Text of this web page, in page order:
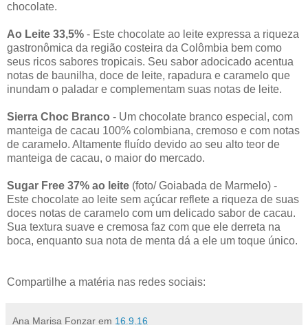
chocolate.
Ao Leite 33,5% - Este chocolate ao leite expressa a riqueza
gastronômica da região costeira da Colômbia bem como
seus ricos sabores tropicais. Seu sabor adocicado acentua
notas de baunilha, doce de leite, rapadura e caramelo que
inundam o paladar e complementam suas notas de leite.
Sierra Choc Branco - Um chocolate branco especial, com
manteiga de cacau 100% colombiana, cremoso e com notas
de caramelo. Altamente fluído devido ao seu alto teor de
manteiga de cacau, o maior do mercado.
Sugar Free 37% ao leite (foto/ Goiabada de Marmelo) -
Este chocolate ao leite sem açúcar reflete a riqueza de suas
doces notas de caramelo com um delicado sabor de cacau.
Sua textura suave e cremosa faz com que ele derreta na
boca, enquanto sua nota de menta dá a ele um toque único.
Compartilhe a matéria nas redes sociais:
Ana Marisa Fonzar em 16.9.16